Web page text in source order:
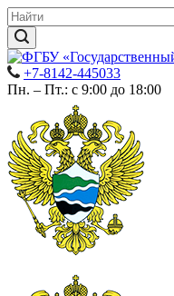
+7-8142-445033
Пн. – Пт.: с 9:00 до 18:00